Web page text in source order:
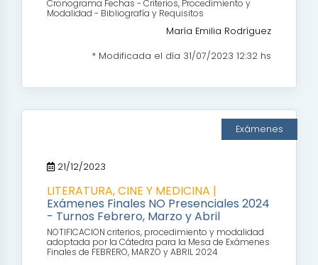
Cronograma Fechas - Criterios, Procedimiento y
Modalidad - Bibliografía y Requisitos
María Emilia Rodríguez
* Modificada el día 31/07/2023 12:32 hs
Exámenes
21/12/2023
LITERATURA, CINE Y MEDICINA |
Exámenes Finales NO Presenciales 2024
- Turnos Febrero, Marzo y Abril
NOTIFICACION criterios, procedimiento y modalidad
adoptada por la Cátedra para la Mesa de Exámenes
Finales de FEBRERO, MARZO y ABRIL 2024